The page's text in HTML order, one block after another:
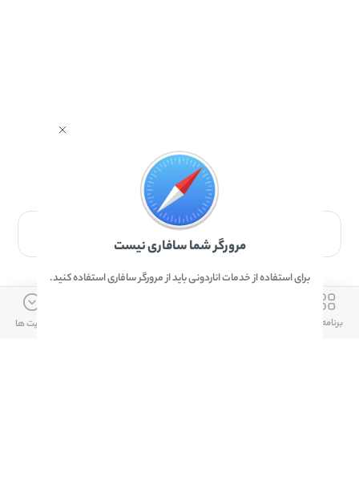
برای دانلود برنامه با مرورگر Safari وارد شوید.
ارتباط با ما
برنامه ها آپدیت ها
مرورگر شما سافاری نیست
برای استفاده از خدمات اناردونی باید از مرورگر سافاری استفاده کنید.